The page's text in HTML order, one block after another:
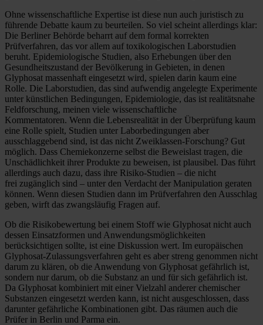
Ohne wissenschaftliche Expertise ist diese nun auch juristisch zu
führende Debatte kaum zu beurteilen. So viel scheint allerdings klar:
Die Berliner Behörde beharrt auf dem formal korrekten
Prüfverfahren, das vor allem auf toxikologischen Laborstudien
beruht. Epidemiologische Studien, also Erhebungen über den
Gesundheitszustand der Bevölkerung in Gebieten, in denen
Glyphosat massenhaft eingesetzt wird, spielen darin kaum eine
Rolle. Die Laborstudien, das sind aufwendig angelegte Experimente
unter künstlichen Bedingungen, Epidemiologie, das ist realitätsnahe
Feldforschung, meinen viele wissenschaftliche
Kommentatoren. Wenn die Lebensrealität in der Überprüfung kaum
eine Rolle spielt, Studien unter Laborbedingungen aber
ausschlaggebend sind, ist das nicht Zweiklassen-Forschung? Gut
möglich. Dass Chemiekonzerne selbst die Beweislast tragen, die
Unschädlichkeit ihrer Produkte zu beweisen, ist plausibel. Das führt
allerdings auch dazu, dass ihre Risiko-Studien – die nicht
frei zugänglich sind – unter den Verdacht der Manipulation geraten
können. Wenn diesen Studien dann im Prüfverfahren den Ausschlag
geben, wirft das zwangsläufig Fragen auf.
Ob die Risikobewertung bei einem Stoff wie Glyphosat nicht auch
dessen Einsatzformen und Anwendungsmöglichkeiten
berücksichtigen sollte, ist eine Diskussion wert. Im europäischen
Glyphosat-Zulassungsverfahren geht es aber streng genommen nicht
darum zu klären, ob die Anwendung von Glyphosat gefährlich ist,
sondern nur darum, ob die Substanz an und für sich gefährlich ist.
Da Glyphosat kombiniert mit einer Vielzahl anderer chemischer
Substanzen eingesetzt werden kann, ist nicht ausgeschlossen, dass
darunter gefährliche Kombinationen gibt. Das räumen auch die
Prüfer in Berlin und Parma ein.